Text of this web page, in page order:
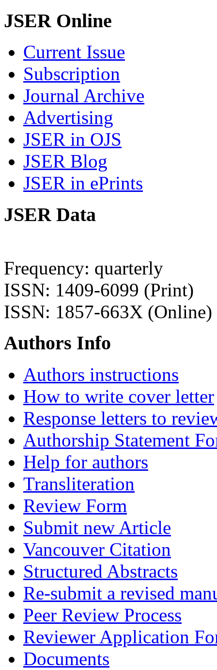
JSER Online
Current Issue
Subscription
Journal Archive
Advertising
JSER in OJS
JSER Blog
JSER in ePrints
JSER Data
Frequency: quarterly
ISSN: 1409-6099 (Print)
ISSN: 1857-663X (Online)
Authors Info
Authors instructions
How to write cover letter
Response letters to
Authorship Statement
Help for authors
Transliteration
Review Form
Submit new Article
Vancouver Citation
Structured Abstracts
Re-submit a revised
Peer Review Process
Reviewer Application
Documents